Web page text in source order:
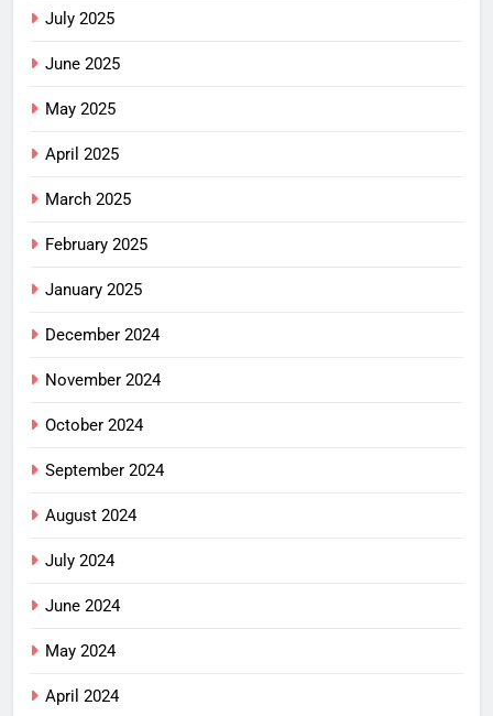
July 2025
June 2025
May 2025
April 2025
March 2025
February 2025
January 2025
December 2024
November 2024
October 2024
September 2024
August 2024
July 2024
June 2024
May 2024
April 2024